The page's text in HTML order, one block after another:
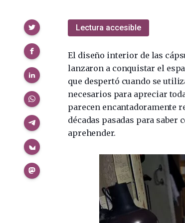
Lectura accesible
El diseño interior de las
lanzaron a conquistar el
que despertó cuando se
necesarios para apreciar
parecen encantadoramente
décadas pasadas para saber
aprehender.
Compartir